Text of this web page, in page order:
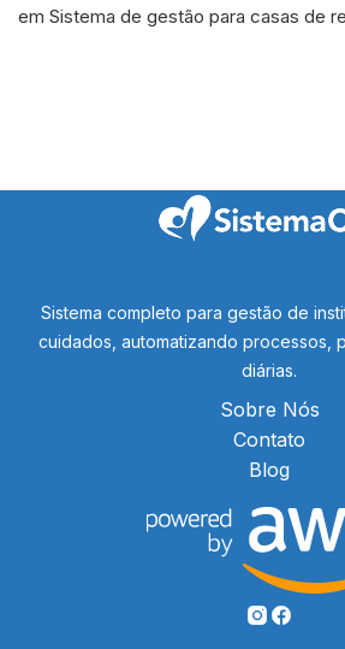
em Sistema de gestão para casas de
Sistema completo para gestão de
cuidados, automatizando processos,
diárias.
Sobre Nós
Contato
Blog